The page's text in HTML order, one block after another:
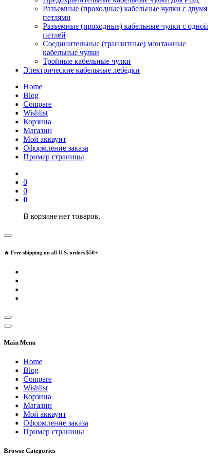
Разъемные (проходные) кабельные чулки с двумя
петлями
Разъемные (проходные) кабельные чулки с одной
петлей
Соединительные (транзитные) монтажные
кабельные чулки
Тройные кабельные чулки
Электрические кабельные лебёдки
Home
Blog
Compare
Wishlist
Корзина
Магазин
Мой аккаунт
Оформление заказа
Пример страницы
0
0
0
В корзине нет товаров.
🔥 Free shipping on all U.S. orders $50+
Main Menu
Home
Blog
Compare
Wishlist
Корзина
Магазин
Мой аккаунт
Оформление заказа
Пример страницы
Browse Categories